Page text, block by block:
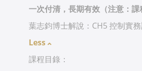
一次付清，長期有效（注意：課
葉志鈞博士解說：CH5 控制實
Less
課程目錄：